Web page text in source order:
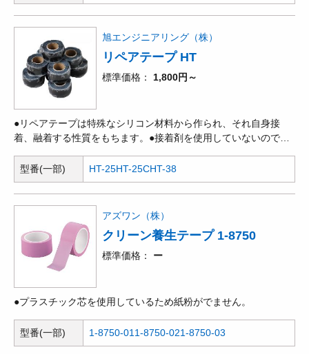
旭エンジニアリング（株）
リペアテープ HT
標準価格 1,800円～
●リペアテープは特殊なシリコン材料から作られ、それ自身接
着、融着する性質をもちます。●接着剤を使用していないので、
規則な形に従います。●8000Vの高電圧まで絶縁し260度の高温
まで溶けません。●接着後は永久的に空気も水も通しません。
●MIL規格:A-A-59163Aに適合。●食品衛生法第370号に適合。
型番(一部) HT-25HT-25CHT-38
アズワン（株）
クリーン養生テープ 1-8750
標準価格 ー
●プラスチック芯を使用しているため紙粉がでません。
型番(一部) 1-8750-01 1-8750-021-8750-03